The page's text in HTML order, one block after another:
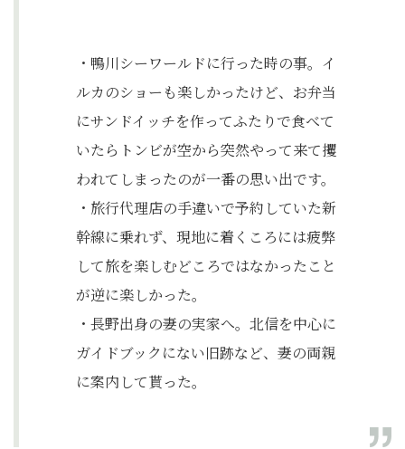
・鴨川シーワールドに行った時の事。イ
ルカのショーも楽しかったけど、お弁当
にサンドイッチを作ってふたりで食べて
いたらトンビが空から突然やって来て攫
われてしまったのが一番の思い出です。
・旅行代理店の手違いで予約していた新
幹線に乗れず、現地に着くころには疲弊
して旅を楽しむどころではなかったこと
が逆に楽しかった。
・長野出身の妻の実家へ。北信を中心に
ガイドブックにない旧跡など、妻の両親
に案内して貰った。